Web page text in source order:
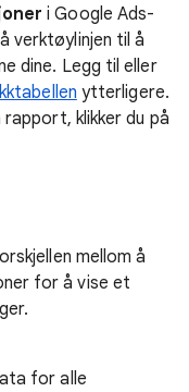
i Google Ads-
verktøylinjen til å
dine. Legg til eller
ytterligere.
klikker du på
mellom å
for å vise et
for alle